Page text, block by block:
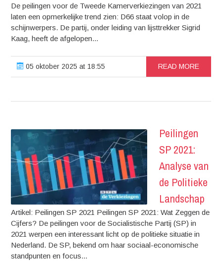
De peilingen voor de Tweede Kamerverkiezingen van 2021
laten een opmerkelijke trend zien: D66 staat volop in de
schijnwerpers. De partij, onder leiding van lijsttrekker Sigrid
Kaag, heeft de afgelopen...
05 oktober 2025 at 18:55 READ MORE
Peilingen
SP 2021:
Analyse van
de Politieke
Landschap
Artikel: Peilingen SP 2021 Peilingen SP 2021: Wat Zeggen de
Cijfers? De peilingen voor de Socialistische Partij (SP) in
2021 werpen een interessant licht op de politieke situatie in
Nederland. De SP, bekend om haar sociaal-economische
standpunten en focus...